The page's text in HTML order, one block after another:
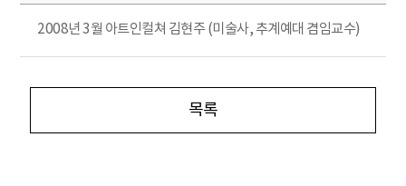
2008년 3월 아트인컬쳐 김현주 (미술사, 추계예대 겸임교수)
목록